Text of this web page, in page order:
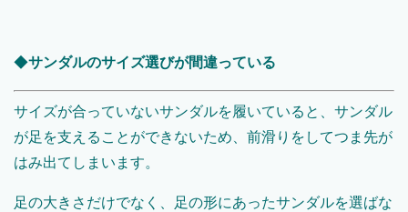
◆サンダルのサイズ選びが間違っている
サイズが合っていないサンダルを履いていると、サンダル
が足を支えることができないため、前滑りをしてつま先が
はみ出てしまいます。
足の大きさだけでなく、足の形にあったサンダルを選ばな